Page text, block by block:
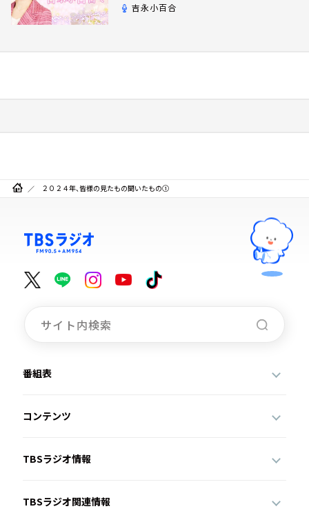
吉永小百合
２０２４年、皆様の見たもの聞いたもの①
番組表
コンテンツ
TBSラジオ情報
TBSラジオ関連情報